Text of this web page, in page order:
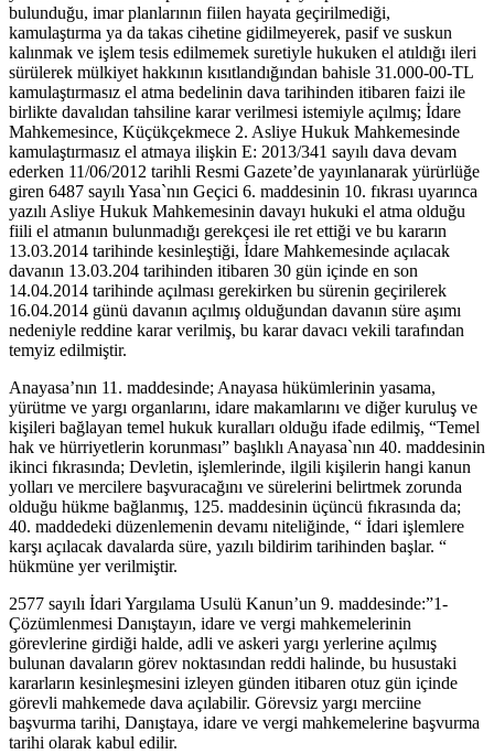
bulunduğu, imar planlarının fiilen hayata geçirilmediği,
kamulaştırma ya da takas cihetine gidilmeyerek, pasif ve suskun
kalınmak ve işlem tesis edilmemek suretiyle hukuken el atıldığı ileri
sürülerek mülkiyet hakkının kısıtlandığından bahisle 31.000-00-TL
kamulaştırmasız el atma bedelinin dava tarihinden itibaren faizi ile
birlikte davalıdan tahsiline karar verilmesi istemiyle açılmış; İdare
Mahkemesince, Küçükçekmece 2. Asliye Hukuk Mahkemesinde
kamulaştırmasız el atmaya ilişkin E: 2013/341 sayılı dava devam
ederken 11/06/2012 tarihli Resmi Gazete’de yayınlanarak yürürlüğe
giren 6487 sayılı Yasa`nın Geçici 6. maddesinin 10. fıkrası uyarınca
yazılı Asliye Hukuk Mahkemesinin davayı hukuki el atma olduğu
fiili el atmanın bulunmadığı gerekçesi ile ret ettiği ve bu kararın
13.03.2014 tarihinde kesinleştiği, İdare Mahkemesinde açılacak
davanın 13.03.204 tarihinden itibaren 30 gün içinde en son
14.04.2014 tarihinde açılması gerekirken bu sürenin geçirilerek
16.04.2014 günü davanın açılmış olduğundan davanın süre aşımı
nedeniyle reddine karar verilmiş, bu karar davacı vekili tarafından
temyiz edilmiştir.
Anayasa’nın 11. maddesinde; Anayasa hükümlerinin yasama,
yürütme ve yargı organlarını, idare makamlarını ve diğer kuruluş ve
kişileri bağlayan temel hukuk kuralları olduğu ifade edilmiş, “Temel
hak ve hürriyetlerin korunması” başlıklı Anayasa`nın 40. maddesinin
ikinci fıkrasında; Devletin, işlemlerinde, ilgili kişilerin hangi kanun
yolları ve mercilere başvuracağını ve sürelerini belirtmek zorunda
olduğu hükme bağlanmış, 125. maddesinin üçüncü fıkrasında da;
40. maddedeki düzenlemenin devamı niteliğinde, “ İdari işlemlere
karşı açılacak davalarda süre, yazılı bildirim tarihinden başlar. “
hükmüne yer verilmiştir.
2577 sayılı İdari Yargılama Usulü Kanun’un 9. maddesinde:”1-
Çözümlenmesi Danıştayın, idare ve vergi mahkemelerinin
görevlerine girdiği halde, adli ve askeri yargı yerlerine açılmış
bulunan davaların görev noktasından reddi halinde, bu husustaki
kararların kesinleşmesini izleyen günden itibaren otuz gün içinde
görevli mahkemede dava açılabilir. Görevsiz yargı merciine
başvurma tarihi, Danıştaya, idare ve vergi mahkemelerine başvurma
tarihi olarak kabul edilir.